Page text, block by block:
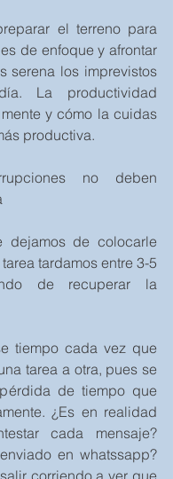
el terreno para
de enfoque y afrontar
serena los imprevistos
La productividad
y cómo la cuidas
productiva.
no deben
dejamos de colocarle
tardamos entre 3-5
de recuperar la
tiempo cada vez que
tarea a otra, pues se
de tiempo que
¿Es en realidad
cada mensaje?
en whatssapp?